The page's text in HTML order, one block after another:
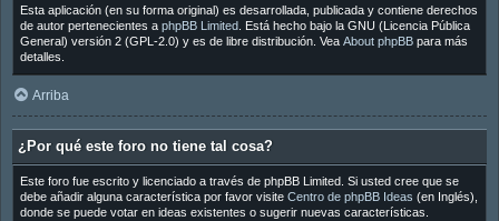
Esta aplicación (en su forma original) es desarrollada, publicada y contiene derechos
de autor pertenecientes a phpBB Limited. Está hecho bajo la GNU (Licencia Pública
General) versión 2 (GPL-2.0) y es de libre distribución. Vea About phpBBpara más
detalles.
Arriba
¿Por qué este foro no tiene tal cosa?
Este foro fue escrito y licenciado a través de phpBB Limited. Si usted cree que se
debe añadir alguna característica por favor visite Centro de phpBB Ideas (en Inglés),
donde se puede votar en ideas existentes o sugerir nuevas características.